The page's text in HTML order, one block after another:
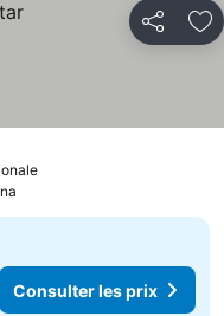
Partager
Consulter les prix
Consulter les prix